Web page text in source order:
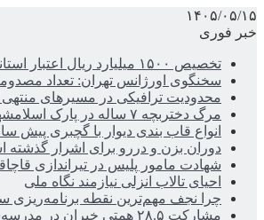
۱۴۰۵/۰۵/۱۵
خبر فوری
تخصیص ۱۵۰۰ میلیارد ریال اعتبار استانی برای ساماندهی بافت قدیم دزفول
سخنگوی اورژانس تهران: تعداد مصدومان
محدودیت ترافیکی در مسیرهای
مرگ دختربچه ۷ ساله در پارک اسلامشهر
انواع قاب بندی دیوار با گچبری پیش
دوران بزن و دررو برای اشرار گذشته
شهادت مامور پلیس در تیراندازی
احیای تالاب انزلی نیازمند نگاه ملی
چرا نجف مهم‌ترین نقطه برنامه‌ریزی
مشارکت ۲۸.۵ همتی خیران در مدرسه‌سازی